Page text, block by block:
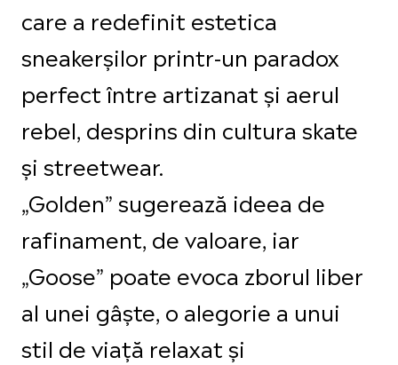
care a redefinit estetica
sneakerșilor printr-un paradox
perfect între artizanat și aerul
rebel, desprins din cultura skate
și streetwear.
„Golden” sugerează ideea de
rafinament, de valoare, iar
„Goose” poate evoca zborul liber
al unei gâște, o alegorie a unui
stil de viață relaxat și